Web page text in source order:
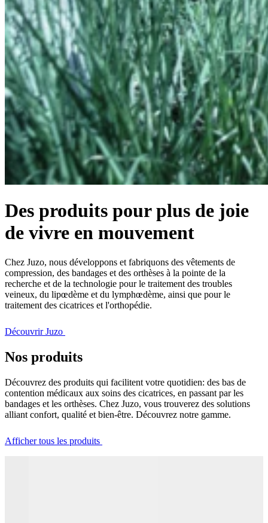
Des produits pour plus de joie
de vivre en mouvement
Chez Juzo, nous développons et fabriquons des vêtements de
compression, des bandages et des orthèses à la pointe de la
recherche et de la technologie pour le traitement des troubles
veineux, du lipœdème et du lymphœdème, ainsi que pour le
traitement des cicatrices et l'orthopédie.
Découvrir Juzo
Nos produits
Découvrez des produits qui facilitent votre quotidien: des bas de
contention médicaux aux soins des cicatrices, en passant par les
bandages et les orthèses. Chez Juzo, vous trouverez des solutions
alliant confort, qualité et bien-être. Découvrez notre gamme.
Afficher tous les produits